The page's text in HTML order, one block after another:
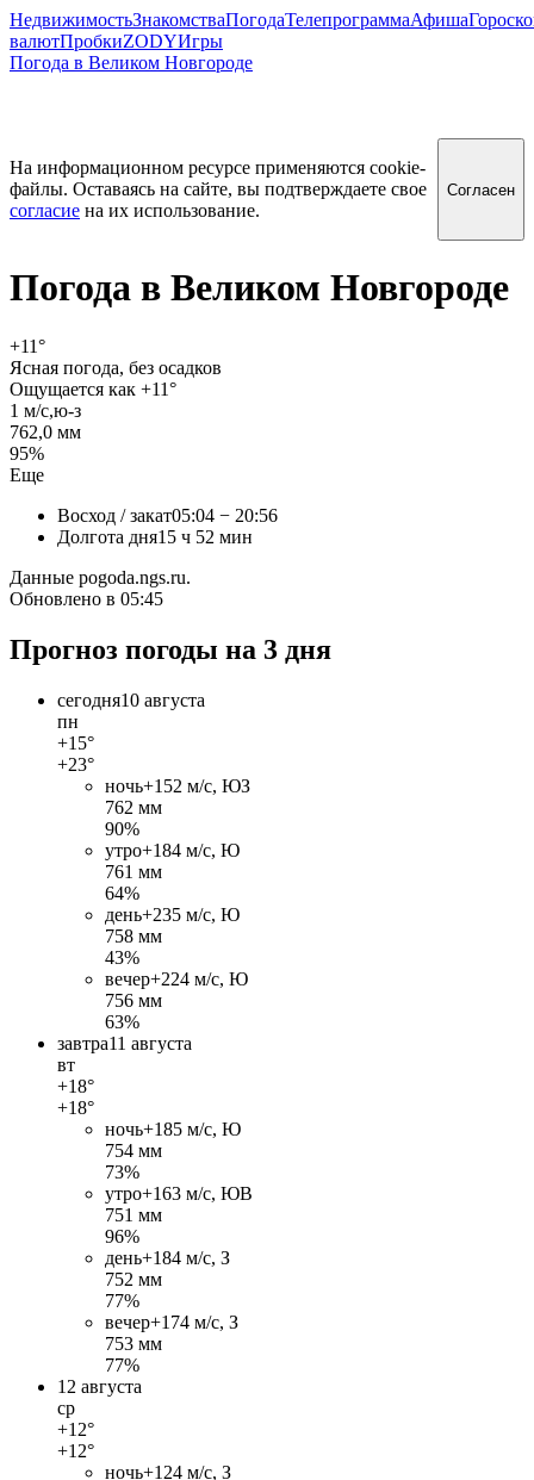
НедвижимостьЗнакомстваПогодаТелепрограммаАфиша
валютПробкиZODYИгры
Погода в Великом Новгороде
На информационном ресурсе применяются cookie-
файлы. Оставаясь на сайте, вы подтверждаете свое
согласие на их использование.
Согласен
Погода в Великом Новгороде
+11°
Ясная погода, без осадков
Ощущается как +11°
1 м/c,ю-з
762,0 мм
95%
Еще
Восход / закат05:04 − 20:56
Долгота дня15 ч 52 мин
Данные pogoda.ngs.ru.
Обновлено в 05:45
Прогноз погоды на 3 дня
сегодня10 августа
пн
+15°
+23°
ночь+152 м/c, ЮЗ
762 мм
90%
утро+184 м/c, Ю
761 мм
64%
день+235 м/c, Ю
758 мм
43%
вечер+224 м/c, Ю
756 мм
63%
завтра11 августа
вт
+18°
+18°
ночь+185 м/c, Ю
754 мм
73%
утро+163 м/c, ЮВ
751 мм
96%
день+184 м/c, З
752 мм
77%
вечер+174 м/c, З
753 мм
77%
12 августа
ср
+12°
+12°
ночь+124 м/c, З